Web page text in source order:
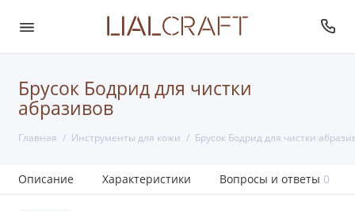
Брусок Бодрид для чистки
абразивов
Главная Инструменты для кожи Брусок Бодрид для чистки
Описание Характеристики Вопросы и ответы 0